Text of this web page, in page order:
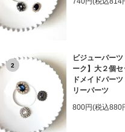
2
ビジューパーツ
ーク】大２個
ドメイドパー
リーパーツ
800円(税込880